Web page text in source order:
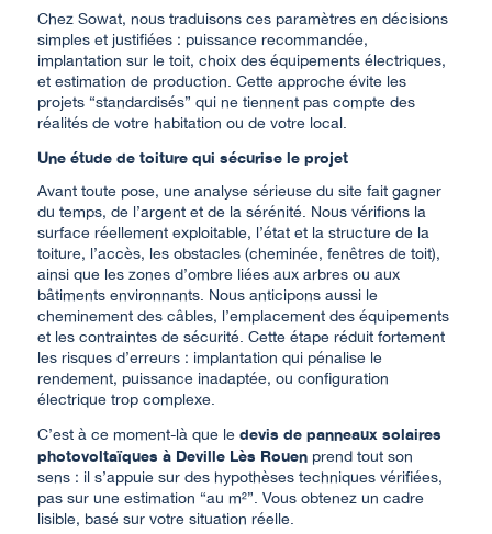
Chez Sowat, nous traduisons ces paramètres en décisions
simples et justifiées : puissance recommandée,
implantation sur le toit, choix des équipements électriques,
et estimation de production. Cette approche évite les
projets “standardisés” qui ne tiennent pas compte des
réalités de votre habitation ou de votre local.
Une étude de toiture qui sécurise le projet
Avant toute pose, une analyse sérieuse du site fait gagner
du temps, de l’argent et de la sérénité. Nous vérifions la
surface réellement exploitable, l’état et la structure de la
toiture, l’accès, les obstacles (cheminée, fenêtres de toit),
ainsi que les zones d’ombre liées aux arbres ou aux
bâtiments environnants. Nous anticipons aussi le
cheminement des câbles, l’emplacement des équipements
et les contraintes de sécurité. Cette étape réduit fortement
les risques d’erreurs : implantation qui pénalise le
rendement, puissance inadaptée, ou configuration
électrique trop complexe.
C’est à ce moment-là que ledevis de panneaux solaires
photovoltaïques à Deville Lès Rouenprend tout son
sens : il s’appuie sur des hypothèses techniques vérifiées,
pas sur une estimation “au m²”. Vous obtenez un cadre
lisible, basé sur votre situation réelle.